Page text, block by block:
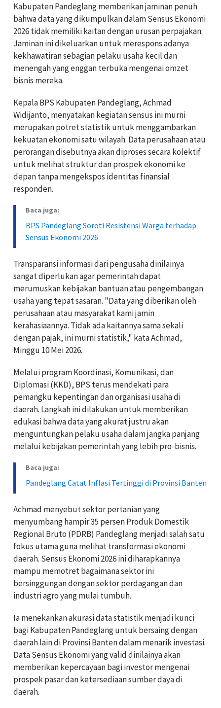
Kabupaten Pandeglang memberikan jaminan penuh
bahwa data yang dikumpulkan dalam Sensus Ekonomi
2026 tidak memiliki kaitan dengan urusan perpajakan.
Jaminan ini dikeluarkan untuk merespons adanya
kekhawatiran sebagian pelaku usaha kecil dan
menengah yang enggan terbuka mengenai omzet
bisnis mereka.
Kepala BPS Kabupaten Pandeglang, Achmad
Widijanto, menyatakan kegiatan sensus ini murni
merupakan potret statistik untuk menggambarkan
kekuatan ekonomi satu wilayah. Data perusahaan atau
perorangan disebutnya akan diproses secara kolektif
untuk melihat struktur dan prospek ekonomi ke
depan tanpa mengekspos identitas finansial
responden.
Baca juga:
BPS Pandeglang Soroti Resistensi Warga terhadap
Sensus Ekonomi 2026
Transparansi informasi dari pengusaha dinilainya
sangat diperlukan agar pemerintah dapat
merumuskan kebijakan bantuan atau pengembangan
usaha yang tepat sasaran. "Data yang diberikan oleh
perusahaan atau masyarakat kami jamin
kerahasiaannya. Tidak ada kaitannya sama sekali
dengan pajak, ini murni statistik," kata Achmad,
Minggu 10 Mei 2026.
Melalui program Koordinasi, Komunikasi, dan
Diplomasi (KKD), BPS terus mendekati para
pemangku kepentingan dan organisasi usaha di
daerah. Langkah ini dilakukan untuk memberikan
edukasi bahwa data yang akurat justru akan
menguntungkan pelaku usaha dalam jangka panjang
melalui kebijakan pemerintah yang lebih pro-bisnis.
Baca juga:
Pandeglang Catat Inflasi Tertinggi di Provinsi Banten
Achmad menyebut sektor pertanian yang
menyumbang hampir 35 persen Produk Domestik
Regional Bruto (PDRB) Pandeglang menjadi salah satu
fokus utama guna melihat transformasi ekonomi
daerah. Sensus Ekonomi 2026 ini diharapkannya
mampu memotret bagaimana sektor ini
bersinggungan dengan sektor perdagangan dan
industri agro yang mulai tumbuh.
Ia menekankan akurasi data statistik menjadi kunci
bagi Kabupaten Pandeglang untuk bersaing dengan
daerah lain di Provinsi Banten dalam menarik investasi.
Data Sensus Ekonomi yang valid dinilainya akan
memberikan kepercayaan bagi investor mengenai
prospek pasar dan ketersediaan sumber daya di
daerah.